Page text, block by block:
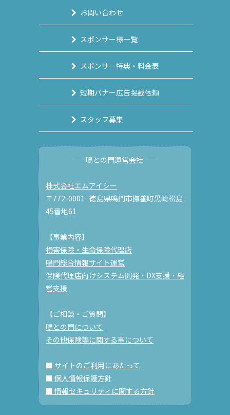
お問い合わせ
スポンサー様一覧
スポンサー特典・料金表
短期バナー広告掲載依頼
スタッフ募集
──鳴との門運営会社 ──
株式会社エムアイシー
〒772-0001 徳島県鳴門市撫養町黒崎松島
45番地61
【事業内容】
損害保険・生命保険代理店
鳴門総合情報サイト運営
保険代理店向けシステム開発・DX支援・経
営支援
【ご相談・ご質問】
鳴との門について
その他保険等に関する事について
■ サイトのご利用にあたって
■ 個人情報保護方針
■ 情報セキュリティに関する方針